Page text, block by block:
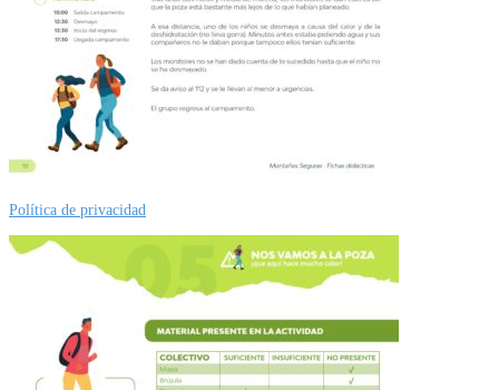
Política de privacidad